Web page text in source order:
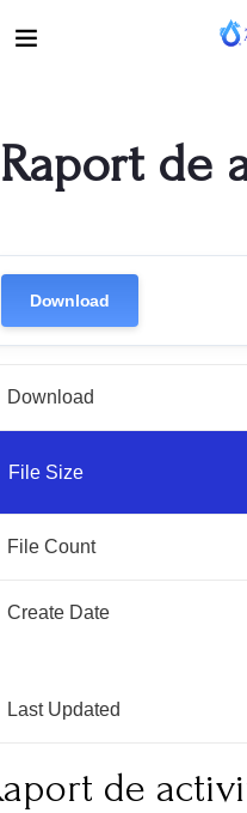
Raport de
Download
Download
File Size
File Count
Create Date
Last Updated
de